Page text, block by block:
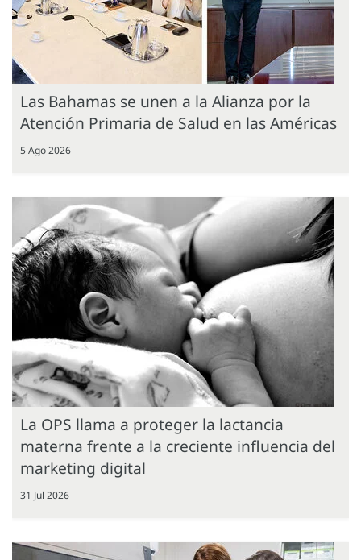
Las Bahamas se unen a la Alianza por la
Atención Primaria de Salud en las Américas
5 Ago 2026
La OPS llama a proteger la lactancia
materna frente a la creciente influencia del
marketing digital
31 Jul 2026